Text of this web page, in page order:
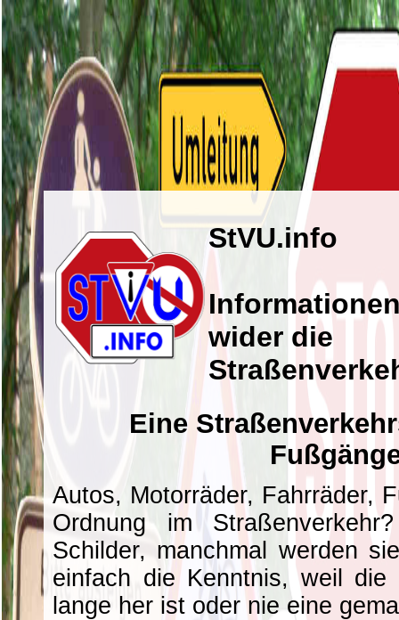
StVU.info
wider die
Eine
Autos, Motorräder, Fahrräder,
Ordnung im
Schilder, manchmal werden
einfach die Kenntnis, weil die
lange her ist oder nie eine